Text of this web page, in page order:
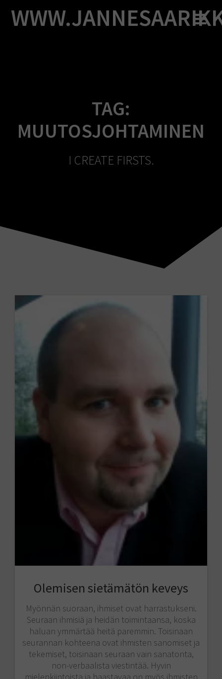
to
content
TAG:
MUUTOSJOHTAMINEN
I CREATE FIRSTS.
Olemisen sietämätön keveys
Myönnän suoraan, ihmiset ovat harrastukseni.
Seuraan ihmisiä ja heidän toimintaansa, koska
haluan ymmärtää heitä paremmin. Toisinaan
seurannan kohteena ovat ihmisten sanomiset ja
tekemiset, toisinaan seuraan vain sanatonta,
non-verbaalista viestintää. Hyvin
mielenkiintoista ja haastavaa on myös ihmisten